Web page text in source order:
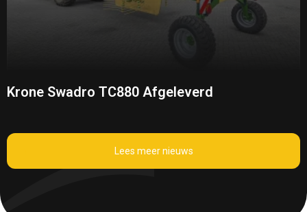
Krone Swadro TC880 Afgeleverd
Lees meer nieuws